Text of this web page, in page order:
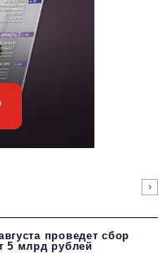
проведет сбор
5 млрд рублей